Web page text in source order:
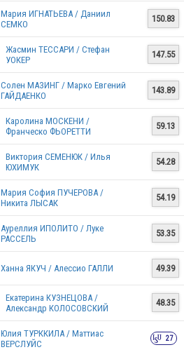
Мария ИГНАТЬЕВА / Даниил
СЕМКО
150.83
Жасмин ТЕССАРИ / Стефан
УОКЕР
147.55
Солен МАЗИНГ / Марко Евгений
ГАЙДАЕНКО
143.89
Каролина МОСКЕНИ /
Франческо ФЬОРЕТТИ
59.13
Виктория СЕМЕНЮК / Илья
ЮХИМУК
54.28
Мария София ПУЧЕРОВА /
Никита ЛЫСАК
54.19
Ауреллия ИПОЛИТО / Луке
РАССЕЛЬ
53.35
Ханна ЯКУЧ / Алессио ГАЛЛИ 49.39
Екатерина КУЗНЕЦОВА /
Александр КОЛОСОВСКИЙ
48.35
Юлия ТУРККИЛА / Маттиас
ВЕРСЛУЙС
27